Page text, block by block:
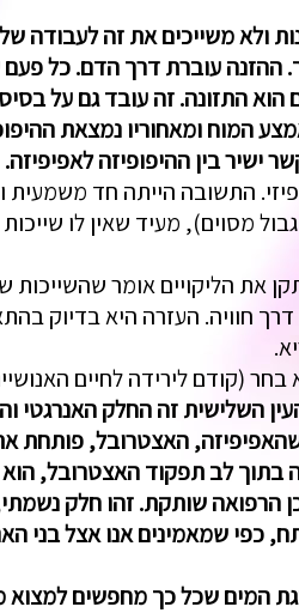
ולא משייכים את זה לעבודה
ההזנה עוברת דרך הדם. כל
התזונה. זה עובד גם על בסיס
המוח ומאחוריו נמצאת
ישיר בין ההיפופיזה לאפיפיזה.
התשובה הייתה חד משמעית
מעיד שאין לו שייכות
את הליקויים אומר
חוויה. העזרה היא בדיוק
(קודם לירידה לחיים
השלישית זה החלק האנרגטי
האצטרובל, פותחת את
בתוך לב תפקוד האצטרובל,
הרפואה שותקת. זהו חלק
כפי שמאמינים אנו אצל בני
המים שכל כך מחפשים למצוא